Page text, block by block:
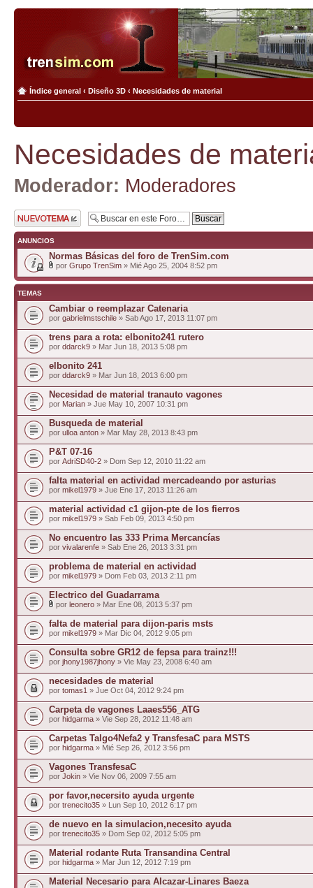
Índice general ‹ Diseño 3D ‹ Necesidades de material
Necesidades de
Moderador: Moderadores
Publicar un nuevo
tema
ANUNCIOS
Normas Básicas del foro de TrenSim.com
por Grupo TrenSim » Mié Ago 25, 2004 8:52 pm
TEMAS
Cambiar o reemplazar Catenaria
por gabrielmstschile » Sab Ago 17, 2013 11:07 pm
trens para a rota: elbonito241 rutero
por ddarck9 » Mar Jun 18, 2013 5:08 pm
elbonito 241
por ddarck9 » Mar Jun 18, 2013 6:00 pm
Necesidad de material tranauto vagones
por Marian » Jue May 10, 2007 10:31 pm
Busqueda de material
por ulloa anton » Mar May 28, 2013 8:43 pm
P&T 07-16
por AdriSD40-2 » Dom Sep 12, 2010 11:22 am
falta material en actividad mercadeando por asturias
por mikel1979 » Jue Ene 17, 2013 11:26 am
material actividad c1 gijon-pte de los fierros
por mikel1979 » Sab Feb 09, 2013 4:50 pm
No encuentro las 333 Prima Mercancías
por vivalarenfe » Sab Ene 26, 2013 3:31 pm
problema de material en actividad
por mikel1979 » Dom Feb 03, 2013 2:11 pm
Electrico del Guadarrama
por leonero » Mar Ene 08, 2013 5:37 pm
falta de material para dijon-paris msts
por mikel1979 » Mar Dic 04, 2012 9:05 pm
Consulta sobre GR12 de fepsa para trainz!!!
por jhony1987jhony » Vie May 23, 2008 6:40 am
necesidades de material
por tomas1 » Jue Oct 04, 2012 9:24 pm
Carpeta de vagones Laaes556_ATG
por hidgarma » Vie Sep 28, 2012 11:48 am
Carpetas Talgo4Nefa2 y TransfesaC para MSTS
por hidgarma » Mié Sep 26, 2012 3:56 pm
Vagones TransfesaC
por Jokin » Vie Nov 06, 2009 7:55 am
por favor,necersito ayuda urgente
por trenecito35 » Lun Sep 10, 2012 6:17 pm
de nuevo en la simulacion,necesito ayuda
por trenecito35 » Dom Sep 02, 2012 5:05 pm
Material rodante Ruta Transandina Central
por hidgarma » Mar Jun 12, 2012 7:19 pm
Material Necesario para Alcazar-Linares Baeza